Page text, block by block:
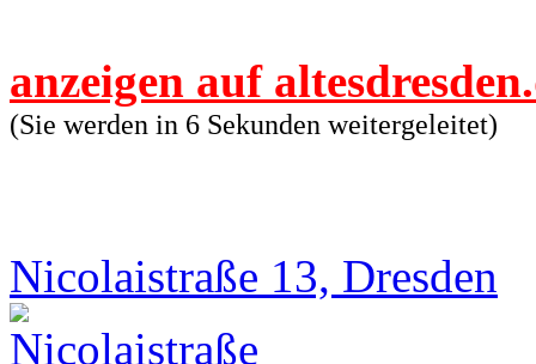
anzeigen auf
(Sie werden in 6 Sekunden weitergeleitet)
Nicolaistraße 13, Dresden